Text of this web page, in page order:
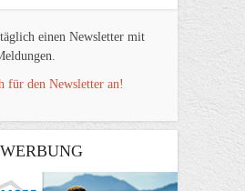
einen Newsletter mit
für den Newsletter an!
WERBUNG